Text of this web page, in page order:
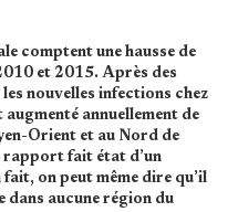
comptent une hausse de
et 2015. Après des
nouvelles infections chez
annuellement de
Orient et au Nord de
rapport fait état d’un
on peut même dire qu’il
dans aucune région du